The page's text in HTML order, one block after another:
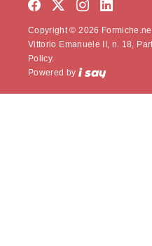
Copyright © 2026
Vittorio Emanuele II, n. 18,
Policy.
Powered by